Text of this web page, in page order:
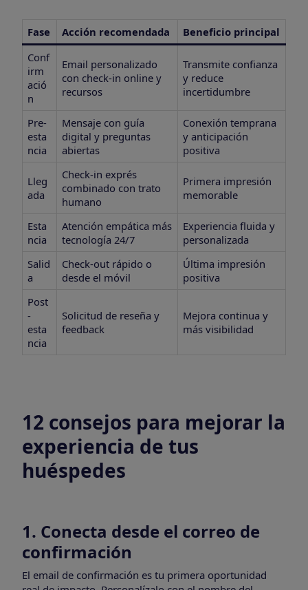
Fase Acción recomendada
Beneficio principal
Conf
irm
ació
n
Email personalizado
con check-in online y
recursos
Transmite confianza
y reduce
incertidumbre
Pre-
esta
ncia
Mensaje con guía
digital y preguntas
abiertas
Conexión temprana
y anticipación
positiva
Lleg
ada
Check-in exprés
combinado con trato
humano
Primera impresión
memorable
Esta
ncia
Atención empática más
tecnología 24/7
Experiencia fluida y
personalizada
Salid
a
Check-out rápido o
desde el móvil
Última impresión
positiva
Post
-
esta
ncia
Solicitud de reseña y
feedback
Mejora continua y
más visibilidad
12 consejos para mejorar la
experiencia de tus
huéspedes
1. Conecta desde el correo de
confirmación
El email de confirmación es tu primera oportunidad